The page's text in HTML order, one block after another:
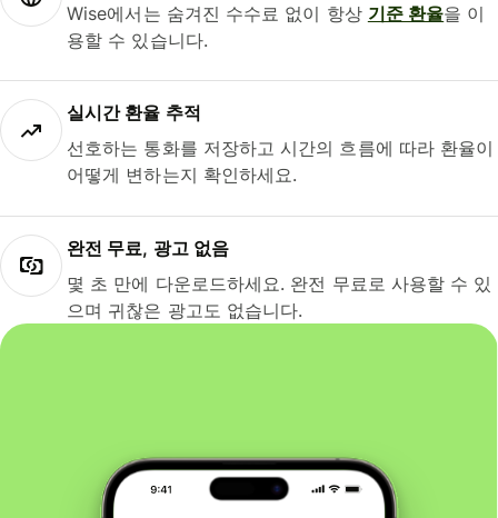
Wise에서는 숨겨진 수수료 없이 항상 기준 환율을 이
용할 수 있습니다.
실시간 환율 추적
선호하는 통화를 저장하고 시간의 흐름에 따라 환율이
어떻게 변하는지 확인하세요.
완전 무료, 광고 없음
몇 초 만에 다운로드하세요. 완전 무료로 사용할 수 있
으며 귀찮은 광고도 없습니다.